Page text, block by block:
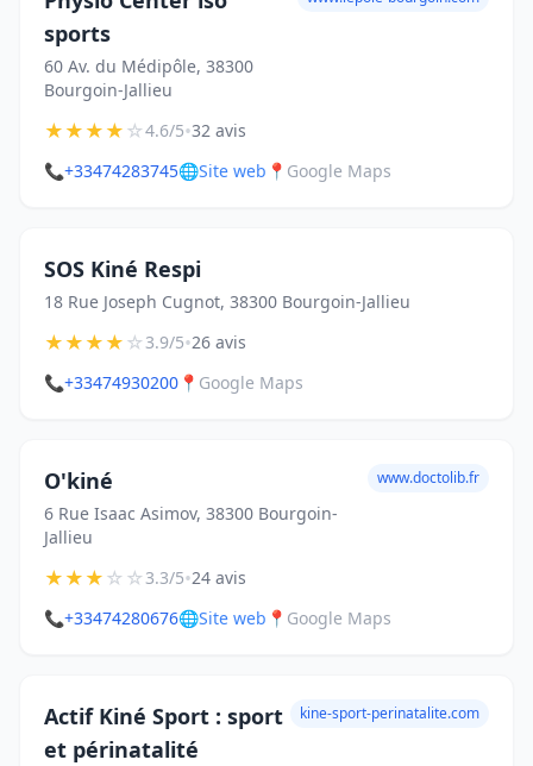
sports
60 Av. du Médipôle, 38300
Bourgoin-Jallieu
★★★★☆4.6/5•32 avis
📞+33474283745🌐Site web 📍 Google Maps
SOS Kiné Respi
18 Rue Joseph Cugnot, 38300 Bourgoin-Jallieu
★★★★☆3.9/5•26 avis
📞+33474930200 📍 Google Maps
O'kiné
6 Rue Isaac Asimov, 38300 Bourgoin-
Jallieu
www.doctolib.fr
★★★☆☆3.3/5•24 avis
📞+33474280676🌐Site web 📍 Google Maps
Actif Kiné Sport : sport
et périnatalité
kine-sport-perinatalite.com